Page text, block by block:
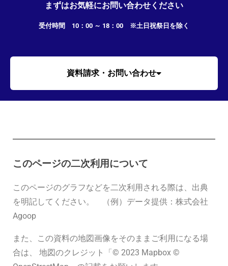
まずはお気軽にお問い合わせください
受付時間 10：00 ～ 18：00 ※土日祝祭日を除く
資料請求・お問い合わせ
このページの二次利用について
このページのグラフなどを二次利用される際は、出典
を明記してください。
（例）データ提供：株式会社
Agoop
また、この資料の地図画像をそのままご利用になる場
合は、 地図のクレジット「© 2023 Mapbox ©